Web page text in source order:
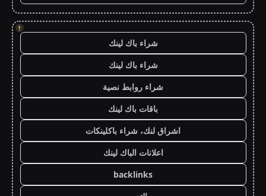
!
شراء باك لينك
شراء باك لينك
شراء روابط نصية
باقات باك لينك
اشراق لنك، شراء باكلينكات
اعلانات الباك لينك
backlinks